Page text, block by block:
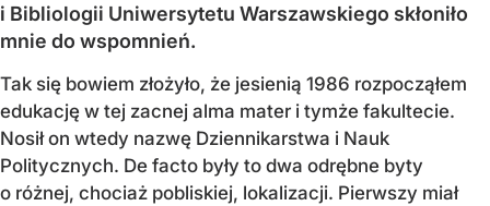
i Bibliologii Uniwersytetu Warszawskiego skłoniło
mnie do wspomnień.
Tak się bowiem złożyło, że jesienią 1986 rozpocząłem
edukację w tej zacnej alma mater i tymże fakultecie.
Nosił on wtedy nazwę Dziennikarstwa i Nauk
Politycznych. De facto były to dwa odrębne byty
o różnej, chociaż pobliskiej, lokalizacji. Pierwszy miał